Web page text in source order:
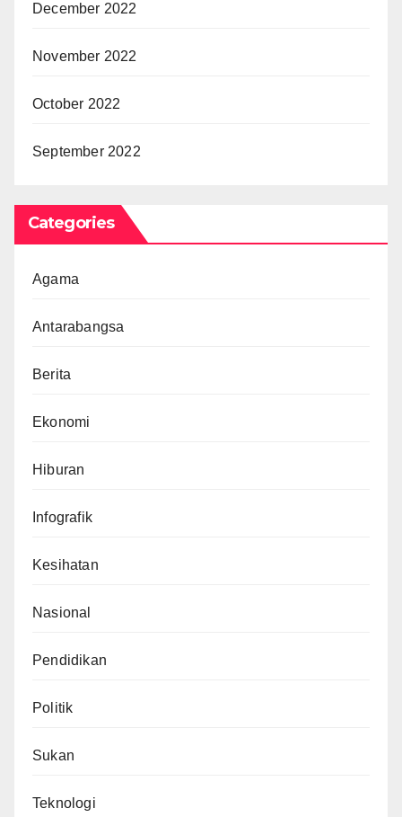
December 2022
November 2022
October 2022
September 2022
Categories
Agama
Antarabangsa
Berita
Ekonomi
Hiburan
Infografik
Kesihatan
Nasional
Pendidikan
Politik
Sukan
Teknologi